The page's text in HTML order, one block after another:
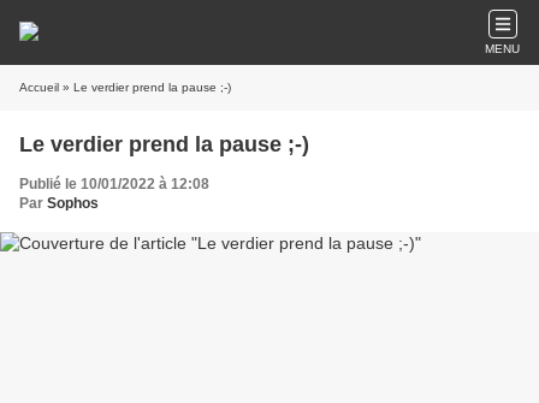
MENU
Accueil » Le verdier prend la pause ;-)
Le verdier prend la pause ;-)
Publié le 10/01/2022 à 12:08
Par Sophos